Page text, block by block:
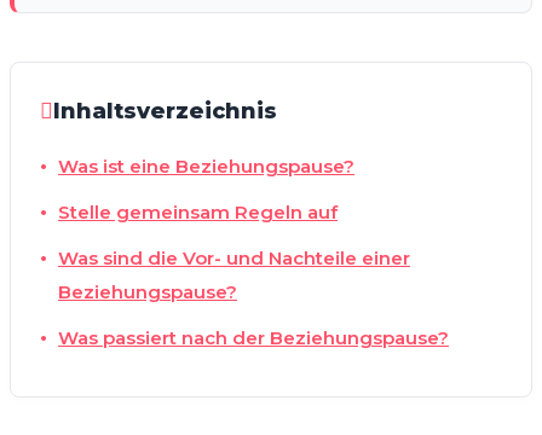
Inhaltsverzeichnis
Was ist eine Beziehungspause?
Stelle gemeinsam Regeln auf
Was sind die Vor- und Nachteile einer
Beziehungspause?
Was passiert nach der Beziehungspause?